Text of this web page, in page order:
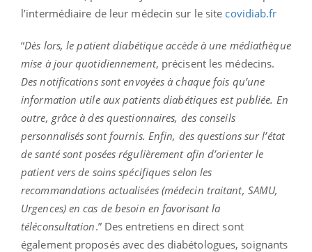
l’intermédiaire de leur médecin sur le site covidiab.fr
“Dès lors, le patient diabétique accède à une médiathèque
mise à jour quotidiennement, précisent les médecins.
Des notifications sont envoyées à chaque fois qu’une
information utile aux patients diabétiques est publiée. En
outre, grâce à des questionnaires, des conseils
personnalisés sont fournis. Enfin, des questions sur l’état
de santé sont posées régulièrement afin d’orienter le
patient vers de soins spécifiques selon les
recommandations actualisées (médecin traitant, SAMU,
Urgences) en cas de besoin en favorisant la
téléconsultation.” Des entretiens en direct sont
également proposésavec des diabétologues, soignants